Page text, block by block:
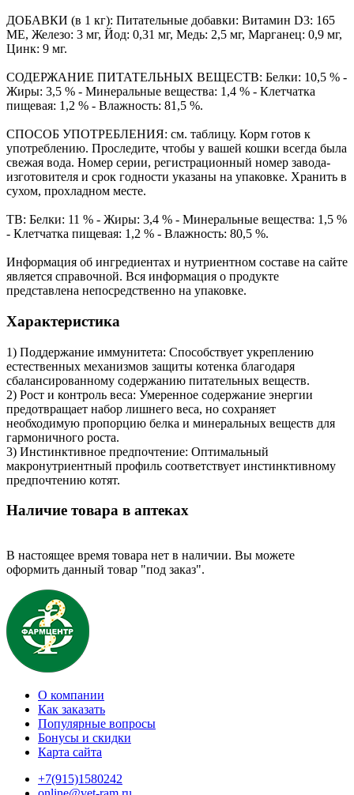
ДОБАВКИ (в 1 кг): Питательные добавки: Витамин D3: 165
ME, Железо: 3 мг, Йод: 0,31 мг, Медь: 2,5 мг, Марганец: 0,9 мг,
Цинк: 9 мг.
СОДЕРЖАНИЕ ПИТАТЕЛЬНЫХ ВЕЩЕСТВ: Белки: 10,5 % -
Жиры: 3,5 % - Минеральные вещества: 1,4 % - Клетчатка
пищевая: 1,2 % - Влажность: 81,5 %.
СПОСОБ УПОТРЕБЛЕНИЯ: см. таблицу. Корм готов к
употреблению. Проследите, чтобы у вашей кошки всегда была
свежая вода. Номер серии, регистрационный номер завода-
изготовителя и срок годности указаны на упаковке. Хранить в
сухом, прохладном месте.
ТВ: Белки: 11 % - Жиры: 3,4 % - Минеральные вещества: 1,5 %
- Клетчатка пищевая: 1,2 % - Влажность: 80,5 %.
Информация об ингредиентах и нутриентном составе на сайте
является справочной. Вся информация о продукте
представлена непосредственно на упаковке.
Характеристика
1) Поддержание иммунитета: Способствует укреплению
естественных механизмов защиты котенка благодаря
сбалансированному содержанию питательных веществ.
2) Рост и контроль веса: Умеренное содержание энергии
предотвращает набор лишнего веса, но сохраняет
необходимую пропорцию белка и минеральных веществ для
гармоничного роста.
3) Инстинктивное предпочтение: Оптимальный
макронутриентный профиль соответствует инстинктивному
предпочтению котят.
Наличие товара в аптеках
В настоящее время товара нет в наличии. Вы можете
оформить данный товар "под заказ".
О компании
Как заказать
Популярные вопросы
Бонусы и скидки
Карта сайта
+7(915)1580242